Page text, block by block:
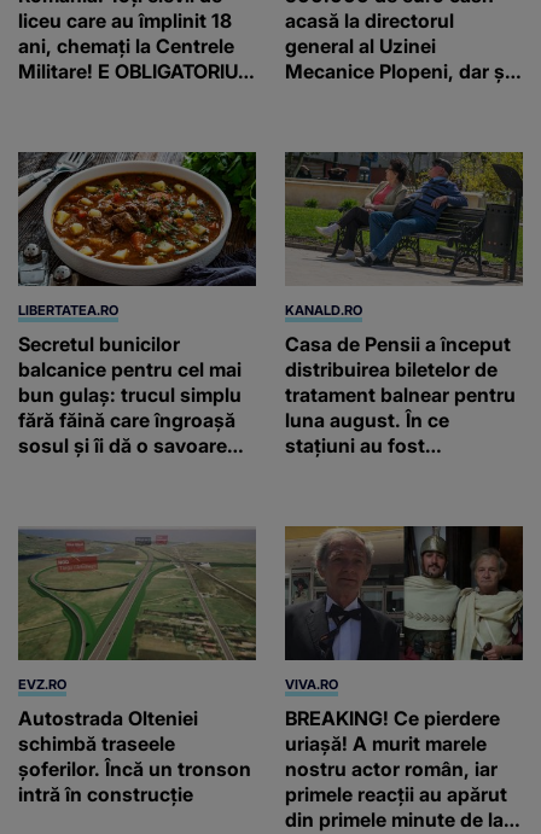
liceu care au împlinit 18
ani, chemați la Centrele
Militare! E OBLIGATORIU.
acasă la directorul
general al Uzinei
Mecanice Plopeni, dar și
LIBERTATEA.RO
Secretul bunicilor
balcanice pentru cel mai
bun gulaș: trucul simplu
fără făină care îngroașă
sosul și îi dă o savoare
KANALD.RO
Casa de Pensii a început
distribuirea biletelor de
tratament balnear pentru
luna august. În ce
stațiuni au fost
EVZ.RO
Autostrada Olteniei
schimbă traseele
șoferilor. Încă un tronson
intră în construcție
VIVA.RO
BREAKING! Ce pierdere
uriașă! A murit marele
nostru actor român, iar
primele reacții au apărut
din primele minute de la